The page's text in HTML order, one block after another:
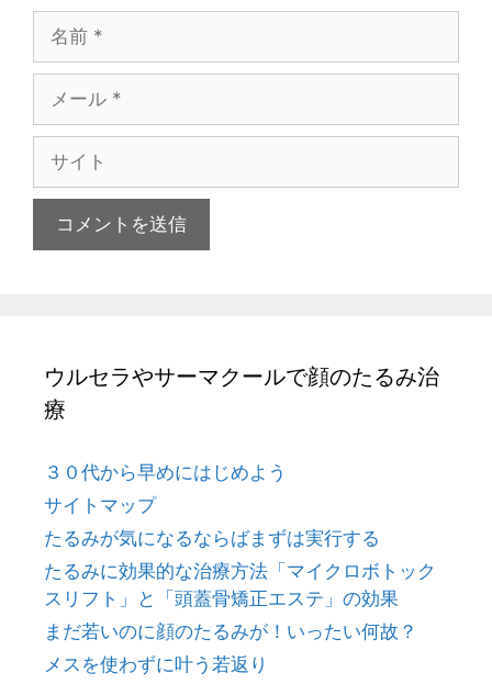
ル
ト
ウルセラやサーマクールで顔のたるみ治
療
３０代から早めにはじめよう
サイトマップ
たるみが気になるならばまずは実行する
たるみに効果的な治療方法「マイクロボトック
スリフト」と「頭蓋骨矯正エステ」の効果
まだ若いのに顔のたるみが！いったい何故？
メスを使わずに叶う若返り